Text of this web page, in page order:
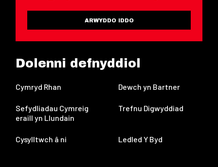
ARWYDDO IDDO
Dolenni defnyddiol
Cymryd Rhan Dewch yn Bartner
Sefydliadau Cymreig
eraill yn Llundain
Trefnu Digwyddiad
Cysylltwch â ni Ledled Y Byd